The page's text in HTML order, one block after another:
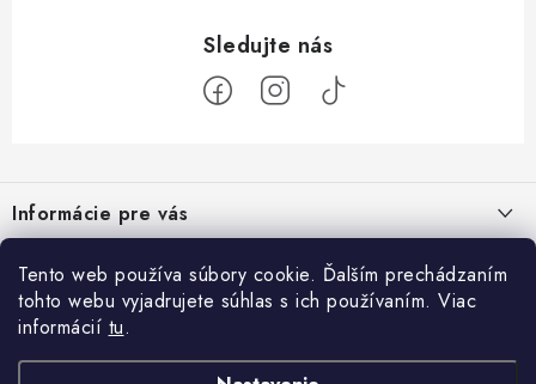
Tento web používa súbory cookie. Ďalším prechádzaním
tohto webu vyjadrujete súhlas s ich používaním. Viac
informácií tu.
p
ä
Informácie pre vás
Všeobecné obchodné podmienky
Podmienky ochrany osobných údajov
Prijímame online platby
Blog